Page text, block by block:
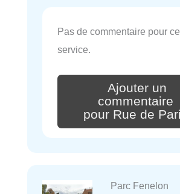
Pas de commentaire pour ce
service.
Ajouter un
commentaire
pour Rue de
Parc Fenelon